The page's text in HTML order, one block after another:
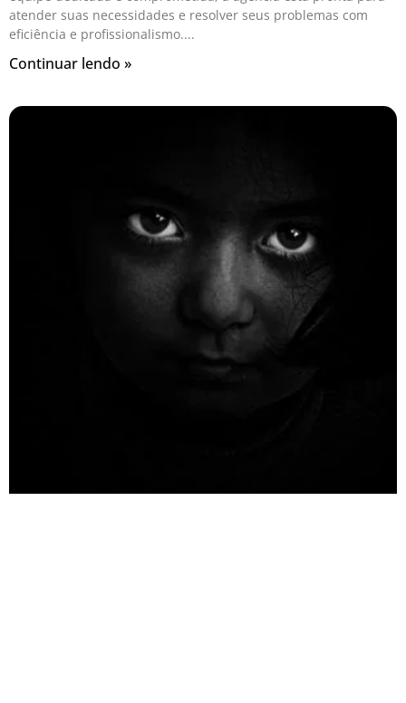
atender suas necessidades e resolver seus problemas com
eficiência e profissionalismo.
Continuar lendo »